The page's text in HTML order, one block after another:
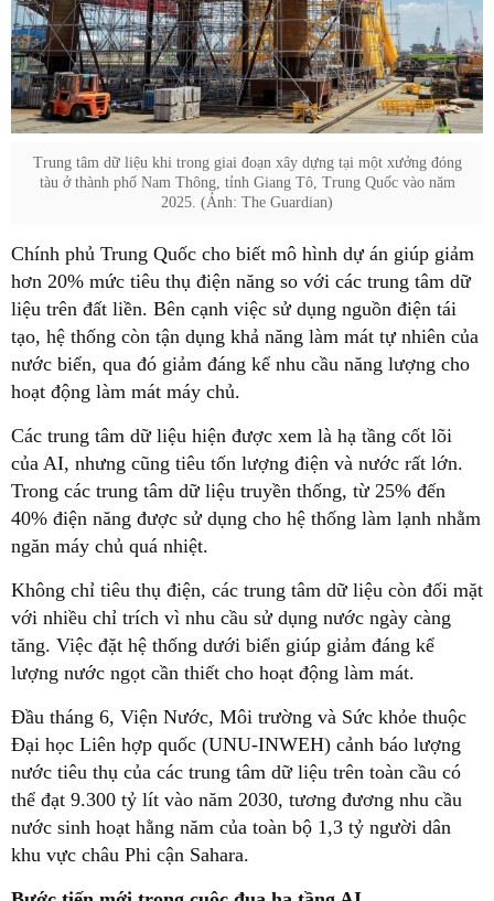
Trung tâm dữ liệu khi trong giai đoạn xây dựng tại một xưởng đóng
tàu ở thành phố Nam Thông, tỉnh Giang Tô, Trung Quốc vào năm
2025. (Ảnh: The Guardian)
Chính phủ Trung Quốc cho biết mô hình dự án giúp giảm
hơn 20% mức tiêu thụ điện năng so với các trung tâm dữ
liệu trên đất liền. Bên cạnh việc sử dụng nguồn điện tái
tạo, hệ thống còn tận dụng khả năng làm mát tự nhiên của
nước biển, qua đó giảm đáng kể nhu cầu năng lượng cho
hoạt động làm mát máy chủ.
Các trung tâm dữ liệu hiện được xem là hạ tầng cốt lõi
của AI, nhưng cũng tiêu tốn lượng điện và nước rất lớn.
Trong các trung tâm dữ liệu truyền thống, từ 25% đến
40% điện năng được sử dụng cho hệ thống làm lạnh nhằm
ngăn máy chủ quá nhiệt.
Không chỉ tiêu thụ điện, các trung tâm dữ liệu còn đối mặt
với nhiều chỉ trích vì nhu cầu sử dụng nước ngày càng
tăng. Việc đặt hệ thống dưới biển giúp giảm đáng kể
lượng nước ngọt cần thiết cho hoạt động làm mát.
Đầu tháng 6, Viện Nước, Môi trường và Sức khỏe thuộc
Đại học Liên hợp quốc (UNU-INWEH) cảnh báo lượng
nước tiêu thụ của các trung tâm dữ liệu trên toàn cầu có
thể đạt 9.300 tỷ lít vào năm 2030, tương đương nhu cầu
nước sinh hoạt hằng năm của toàn bộ 1,3 tỷ người dân
khu vực châu Phi cận Sahara.